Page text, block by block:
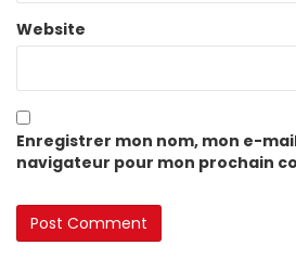
Website
Enregistrer mon nom, mon e-
navigateur pour mon prochain